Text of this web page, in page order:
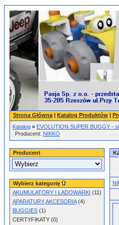
Strona Główna | Katalog Produktów |
Katalog » EVOLUTION SUPER BUGGY -
Producent: NIKKO
Producent
Wybierz kategorię
AKUMULATORY I ŁADOWARKI (11)
APARATURY,AKCESORIA(4)
BUGGIES (1)
CERTYFIKATY (0)